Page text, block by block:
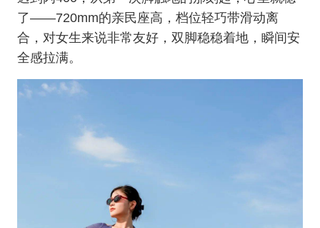
了——720mm的亲民座高，档位轻巧带滑动离
合，对女生来说非常友好，双脚稳稳着地，瞬间安
全感拉满。